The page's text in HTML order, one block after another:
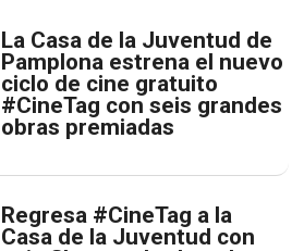
La Casa de la Juventud de
Pamplona estrena el nuevo
ciclo de cine gratuito
#CineTag con seis grandes
obras premiadas
Regresa #CineTag a la
Casa de la Juventud con